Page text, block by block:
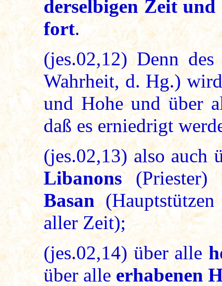
derselbigen Zeit
fort.
(jes.02,12) Denn
Wahrheit, d. Hg.)
und Hohe und über
daß es erniedrigt
(jes.02,13) also auch
Libanons
Basan(Hauptstützen
aller Zeit);
(jes.02,14) über alle
über alleerhabenen